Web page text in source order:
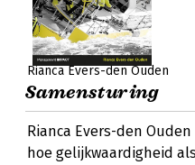
Rianca Evers-den Ouden
Samensturing
Rianca Evers-den
hoe gelijkwaardigheid